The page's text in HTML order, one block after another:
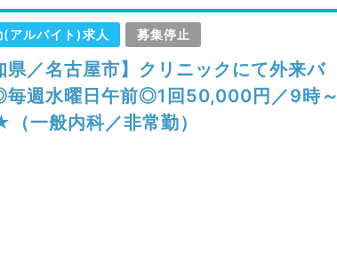
(アルバイト)求人 募集停止
県／名古屋市】クリニックにて外来バ
週水曜日午前◎1回50,000円／9時～
一般内科／非常勤）